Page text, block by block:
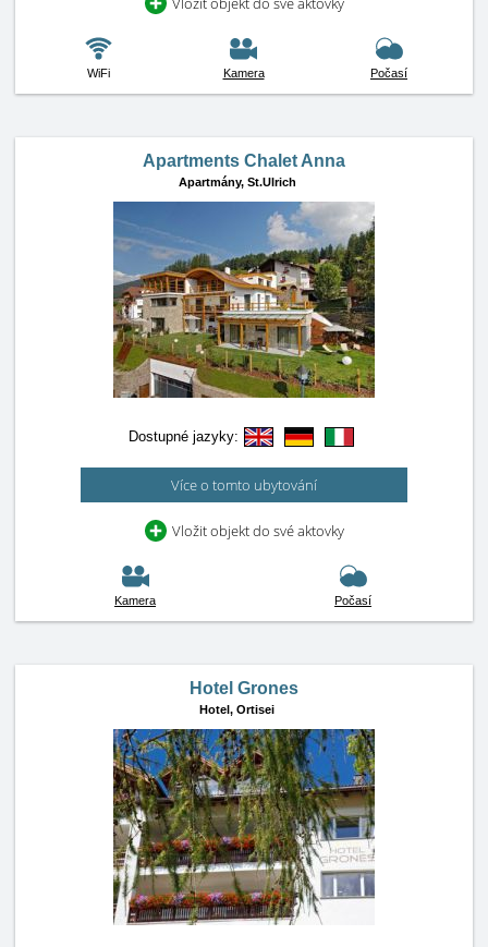
WiFi Kamera Počasí
Apartments Chalet Anna
Apartmány, St.Ulrich
Dostupné jazyky:
Více o tomto ubytování
Vložit objekt do své aktovky
Kamera Počasí
Hotel Grones
Hotel, Ortisei